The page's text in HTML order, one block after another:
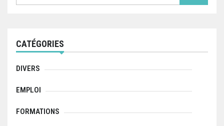
a
i
o
e
a
f
o
:
CATÉGORIES
DIVERS
EMPLOI
FORMATIONS